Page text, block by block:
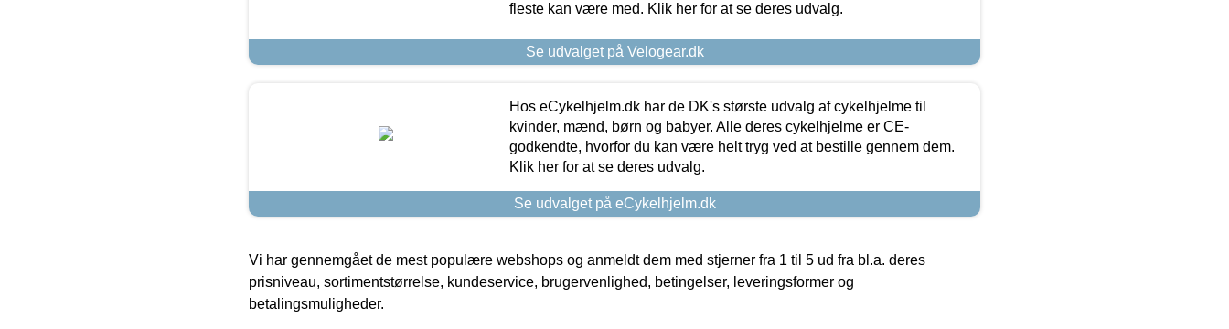
fleste kan være med. Klik her for at se deres udvalg.
Se udvalget på Velogear.dk
Hos eCykelhjelm.dk har de DK's største udvalg af cykelhjelme til
kvinder, mænd, børn og babyer. Alle deres cykelhjelme er CE-
godkendte, hvorfor du kan være helt tryg ved at bestille gennem dem.
Klik her for at se deres udvalg.
Se udvalget på eCykelhjelm.dk
Vi har gennemgået de mest populære webshops og anmeldt dem med stjerner fra 1 til 5 ud fra bl.a. deres
prisniveau, sortimentstørrelse, kundeservice, brugervenlighed, betingelser, leveringsformer og
betalingsmuligheder.